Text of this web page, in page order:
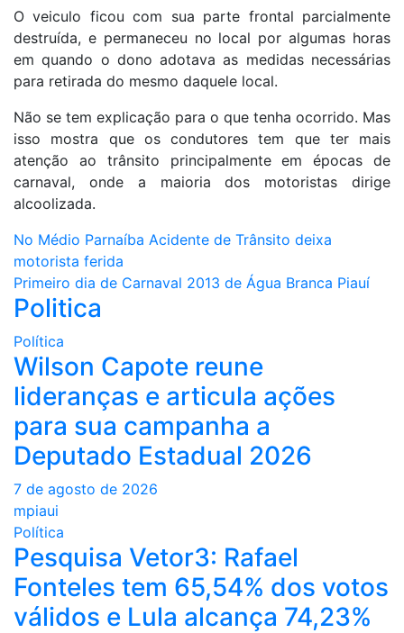
O veiculo ficou com sua parte frontal parcialmente
destruída, e permaneceu no local por algumas horas
em quando o dono adotava as medidas necessárias
para retirada do mesmo daquele local.
Não se tem explicação para o que tenha ocorrido. Mas
isso mostra que os condutores tem que ter mais
atenção ao trânsito principalmente em épocas de
carnaval, onde a maioria dos motoristas dirige
alcoolizada.
Navegação
de
Post
No Médio Parnaíba Acidente de Trânsito deixa
motorista ferida
Primeiro dia de Carnaval 2013 de Água Branca Piauí
Politica
Política
Wilson Capote reune
lideranças e articula ações
para sua campanha a
Deputado Estadual 2026
7 de agosto de 2026
mpiaui
Política
Pesquisa Vetor3: Rafael
Fonteles tem 65,54% dos votos
válidos e Lula alcança 74,23%